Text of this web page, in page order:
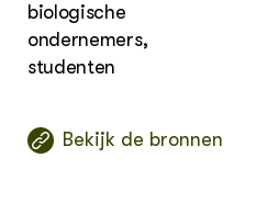
biologische
ondernemers,
studenten
Bekijk de bronnen